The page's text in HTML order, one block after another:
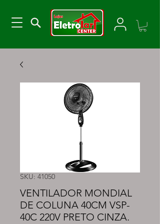
SKU: 41050
VENTILADOR MONDIAL
DE COLUNA 40CM VSP-
40C 220V PRETO CINZA.